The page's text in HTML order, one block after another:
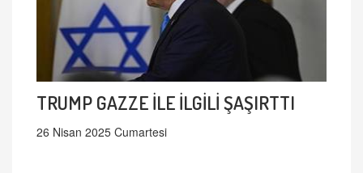
TRUMP GAZZE İLE İLGİLİ ŞAŞIRTTI
26 Nisan 2025 Cumartesi